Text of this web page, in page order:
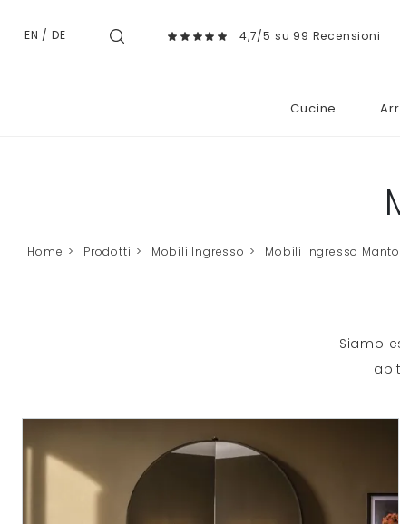
EN / DE 4,7/5 su 99 Recensioni
Cucine
Home > Prodotti > Mobili Ingresso > Mobili Ingresso
Siamo